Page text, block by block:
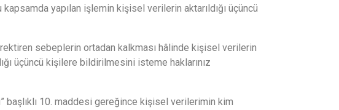
yapılan işlemin kişisel verilerin aktarıldığı üçüncü
sebeplerin ortadan kalkması hâlinde kişisel verilerin
üçüncü kişilere bildirilmesini isteme haklarınız
başlıklı 10. maddesi gereğince kişisel verilerimin kim